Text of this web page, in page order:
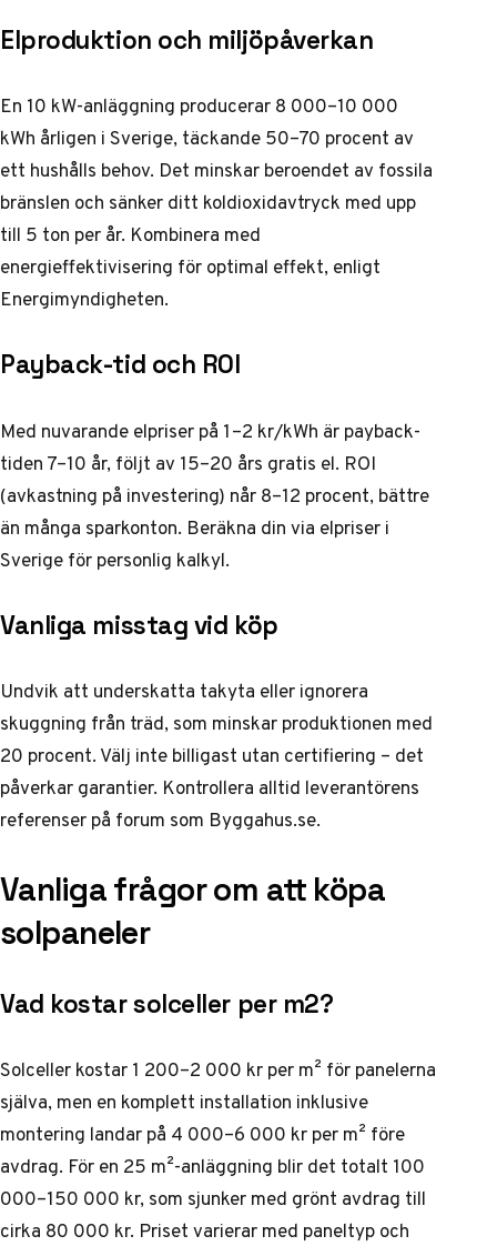
Elproduktion och miljöpåverkan
En 10 kW-anläggning producerar 8 000–10 000
kWh årligen i Sverige, täckande 50–70 procent av
ett hushålls behov. Det minskar beroendet av fossila
bränslen och sänker ditt koldioxidavtryck med upp
till 5 ton per år. Kombinera med
energieffektivisering för optimal effekt, enligt
Energimyndigheten.
Payback-tid och ROI
Med nuvarande elpriser på 1–2 kr/kWh är payback-
tiden 7–10 år, följt av 15–20 års gratis el. ROI
(avkastning på investering) når 8–12 procent, bättre
än många sparkonton. Beräkna din via elpriser i
Sverigeför personlig kalkyl.
Vanliga misstag vid köp
Undvik att underskatta takyta eller ignorera
skuggning från träd, som minskar produktionen med
20 procent. Välj inte billigast utan certifiering – det
påverkar garantier. Kontrollera alltid leverantörens
referenser på forum som Byggahus.se.
Vanliga frågor om att köpa
solpaneler
Vad kostar solceller per m2?
Solceller kostar 1 200–2 000 kr per m² för panelerna
själva, men en komplett installation inklusive
montering landar på 4 000–6 000 kr per m² före
avdrag. För en 25 m²-anläggning blir det totalt 100
000–150 000 kr, som sjunker med grönt avdrag till
cirka 80 000 kr. Priset varierar med paneltyp och